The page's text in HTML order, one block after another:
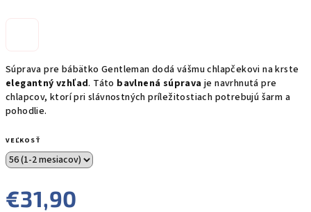
Súprava pre bábätko Gentleman dodá vášmu chlapčekovi na krste
elegantný vzhľad. Táto bavlnená súprava je navrhnutá pre
chlapcov, ktorí pri slávnostných príležitostiach potrebujú šarm a
pohodlie.
VEĽKOSŤ
€31,90